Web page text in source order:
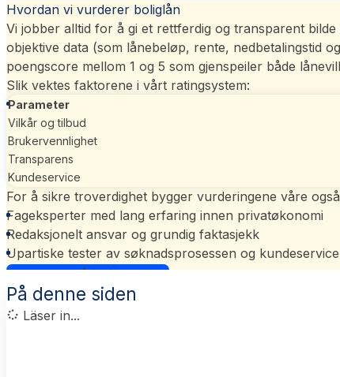
Hvordan vi vurderer boliglån
Vi jobber alltid for å gi et rettferdig og transparent
objektive data (som lånebeløp, rente, nedbetalingstid
poengscore mellom 1 og 5 som gjenspeiler både
Slik vektes faktorene i vårt ratingsystem:
Parameter
Vilkår og tilbud
Brukervennlighet
Transparens
Kundeservice
For å sikre troverdighet bygger vurderingene våre
Fageksperter med lang erfaring innen privatøkonomi
Redaksjonelt ansvar og grundig faktasjekk
Upartiske tester av søknadsprosessen og kundeservice
Les mer om vårt ratingsystem
På denne siden
Läser in...